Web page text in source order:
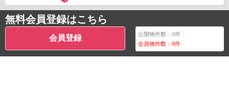
無料会員登録はこちら
会員登録 公開物件数：0件
会員物件数：0件